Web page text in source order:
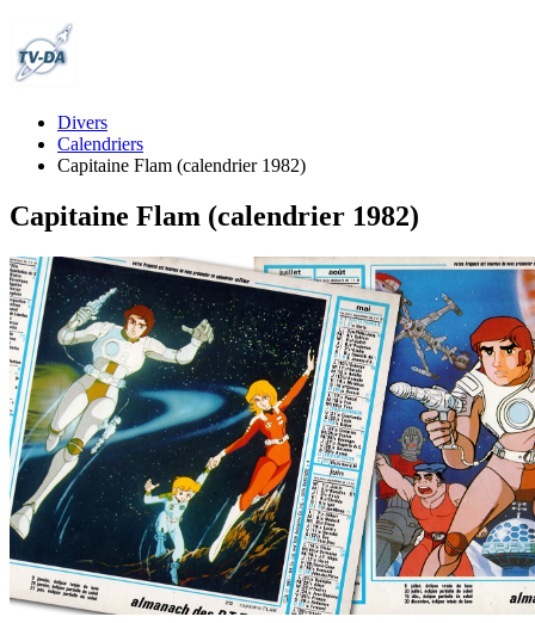
Divers
Calendriers
Capitaine Flam (calendrier 1982)
Capitaine Flam (calendrier 1982)